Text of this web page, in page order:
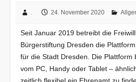
. 24. November 2020
Seit Januar 2019 betreibt die
Bürgerstiftung Dresden die
für die Stadt Dresden. Die Plattform
vom PC, Handy oder Tablet –